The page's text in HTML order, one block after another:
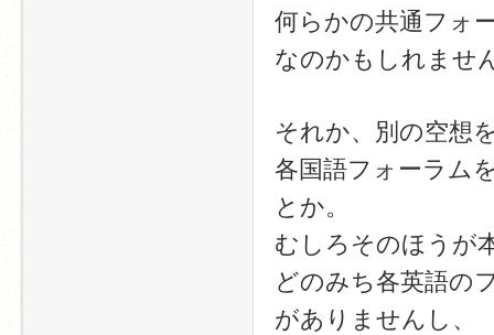
何らかの共通フォ
なのかもしれませ
それか、別の空想
各国語フォーラム
とか。
むしろそのほうが
どのみち各英語の
がありませんし、